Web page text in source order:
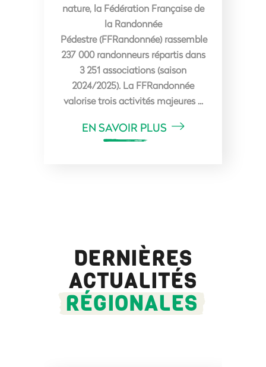
nature, la Fédération Française de
la Randonnée
Pédestre (FFRandonnée) rassemble
237 000 randonneurs répartis dans
3 251 associations (saison
2024/2025). La FFRandonnée
valorise trois activités majeures
EN SAVOIR PLUS
DERNIÈRES
ACTUALITÉS
RÉGIONALES